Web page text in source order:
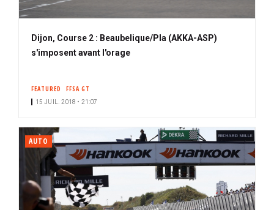
Dijon, Course 2 : Beaubelique/Pla (AKKA-ASP)
s'imposent avant l'orage
FEATURED FFSA GT
15 JUIL. 2018 • 21:07
AUTO